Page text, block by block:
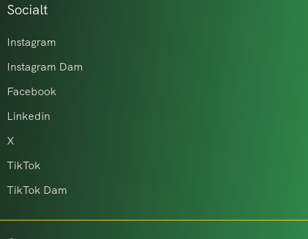
Socialt
Instagram
Instagram Dam
Facebook
Linkedin
X
TikTok
TikTok Dam